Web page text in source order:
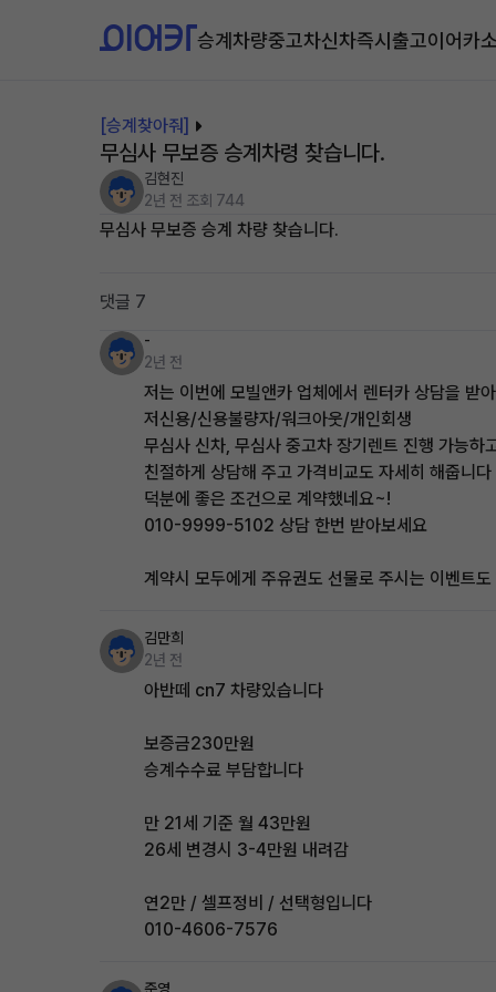
승계차량중고차신차즉시출고이어카
[승계찾아줘]
무심사 무보증 승계차령 찾습니다.
김현진
2년 전 조회 744
무심사 무보증 승계 차량 찾습니다.
댓글 7
-
2년 전
저는 이번에 모빌앤카 업체에서 렌터카 상담을 받
저신용/신용불량자/워크아웃/개인회생
무심사 신차, 무심사 중고차 장기렌트 진행 가능하
친절하게 상담해 주고 가격비교도 자세히 해줍니다
덕분에 좋은 조건으로 계약했네요~!
010-9999-5102 상담 한번 받아보세요
계약시 모두에게 주유권도 선물로 주시는 이벤트
김만희
2년 전
아반떼 cn7 차량있습니다
보증금230만원
승계수수료 부담합니다
만 21세 기준 월 43만원
26세 변경시 3-4만원 내려감
연2만 / 셀프정비 / 선택형입니다
010-4606-7576